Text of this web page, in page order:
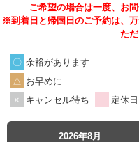
ご希望の場合は一度、お
※到着日と帰国日のご予約は、
た
余裕があります
お早めに
キャンセル待ち
定休日
2026年8月